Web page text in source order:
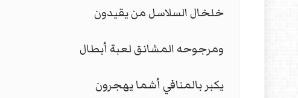
خلخال السلاسل من يقيدون
ومرجوحه المشانق لعبة أبطال
يكبر بالمنافي أشما يهجرون